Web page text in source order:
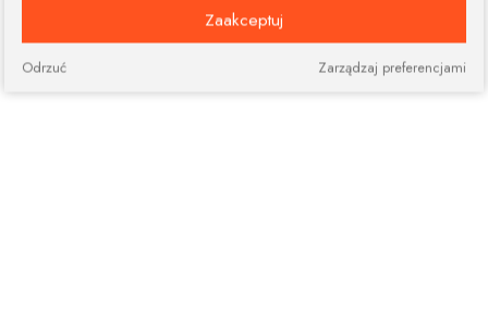
Zaakceptuj
Zarządzaj preferencjami
Odrzuć